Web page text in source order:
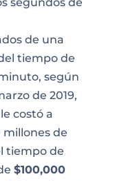
de una
tiempo de
según
de 2019,
costó a
de
tiempo de
$100,000